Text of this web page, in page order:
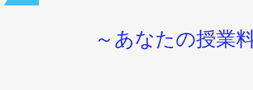
～あなたの授業